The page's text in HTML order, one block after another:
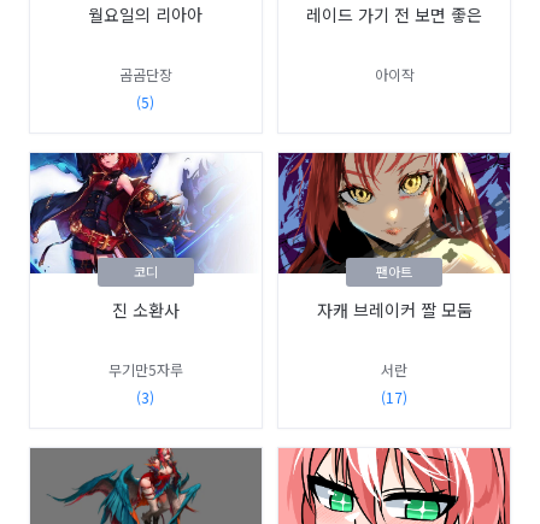
월요일의 리아아
곰곰단장
(5)
레이드 가기 전 보면 좋은
아이작
진 소환사
무기만5자루
(3)
코디
자캐 브레이커 짤 모둠
서란
(17)
팬아트